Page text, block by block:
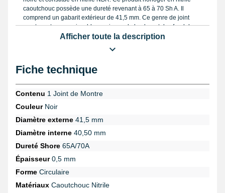
caoutchouc possède une dureté revenant à 65 à 70 Sh A. Il
comprend un gabarit extérieur de 41,5 mm. Ce genre de joint
montre est reconnaissable au niveau de la plupart des fond de
boîtier de montre de la catégorie montre de marque pas chère
Afficher toute la description
Fiche technique
Contenu 1 Joint de Montre
CouleurNoir
Diamètre externe 41,5 mm
Diamètre interne 40,50 mm
Dureté Shore 65A/70A
Épaisseur0,5 mm
Forme Circulaire
Matériaux Caoutchouc Nitrile